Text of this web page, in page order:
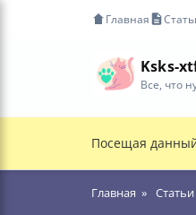
Главная
Ksks-
Все, что
Посещая
Главная Статьи